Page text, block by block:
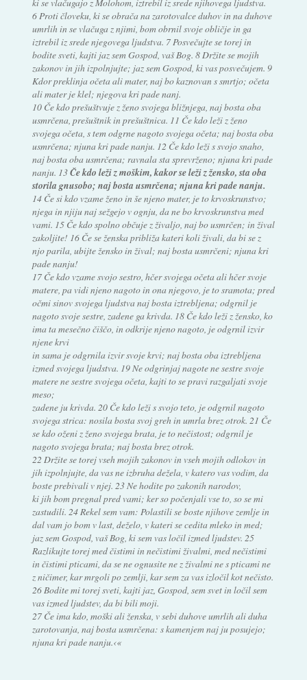
6 Proti človeku, ki se obrača na zarotovalce duhov in na duhove
umrlih in se vlačuga z njimi, bom obrnil svoje obličje in ga
iztrebil iz srede njegovega ljudstva. 7 Posvečujte se torej in
bodite sveti, kajti jaz sem Gospod, vaš Bog. 8 Držite se mojih
zakonov in jih izpolnjujte; jaz sem Gospod, ki vas posvečujem. 9
Kdor preklinja očeta ali mater, naj bo kaznovan s smrtjo; očeta
ali mater je klel; njegova kri pade nanj.
10 Če kdo prešuštvuje z ženo svojega bližnjega, naj bosta oba
usmrčena, prešuštnik in prešuštnica. 11 Če kdo leži z ženo
svojega očeta, s tem odgrne nagoto svojega očeta; naj bosta oba
usmrčena; njuna kri pade nanju. 12 Če kdo leži s svojo snaho,
naj bosta oba usmrčena; ravnala sta sprevrženo; njuna kri pade
nanju. 13Če kdo leži z moškim, kakor se leži z žensko, sta oba
storila gnusobo; naj bosta usmrčena; njuna kri pade nanju.
14 Če si kdo vzame ženo in še njeno mater, je to krvoskrunstvo;
njega in njiju naj sežgejo v ognju, da ne bo krvoskrunstva med
vami. 15 Če kdo spolno občuje z živaljo, naj bo usmrčen; in žival
zakoljite! 16 Če se ženska približa kateri koli živali, da bi se z
njo parila, ubijte žensko in žival; naj bosta usmrčeni; njuna kri
pade nanju!
17 Če kdo vzame svojo sestro, hčer svojega očeta ali hčer svoje
matere, pa vidi njeno nagoto in ona njegovo, je to sramota; pred
očmi sinov svojega ljudstva naj bosta iztrebljena; odgrnil je
nagoto svoje sestre, zadene ga krivda. 18 Če kdo leži z žensko, ko
ima ta mesečno čiščo, in odkrije njeno nagoto, je odgrnil izvir
njene krvi
in sama je odgrnila izvir svoje krvi; naj bosta oba iztrebljena
izmed svojega ljudstva. 19 Ne odgrinjaj nagote ne sestre svoje
matere ne sestre svojega očeta, kajti to se pravi razgaljati svoje
meso;
zadene ju krivda. 20 Če kdo leži s svojo teto, je odgrnil nagoto
svojega strica: nosila bosta svoj greh in umrla brez otrok. 21 Če
se kdo oženi z ženo svojega brata, je to nečistost; odgrnil je
nagoto svojega brata; naj bosta brez otrok.
22 Držite se torej vseh mojih zakonov in vseh mojih odlokov in
jih izpolnjujte, da vas ne izbruha dežela, v katero vas vodim, da
boste prebivali v njej. 23 Ne hodite po zakonih narodov,
ki jih bom pregnal pred vami; ker so počenjali vse to, so se mi
zastudili. 24 Rekel sem vam: Polastili se boste njihove zemlje in
dal vam jo bom v last, deželo, v kateri se cedita mleko in med;
jaz sem Gospod, vaš Bog, ki sem vas ločil izmed ljudstev. 25
Razlikujte torej med čistimi in nečistimi živalmi, med nečistimi
in čistimi pticami, da se ne ognusite ne z živalmi ne s pticami ne
z ničimer, kar mrgoli po zemlji, kar sem za vas izločil kot nečisto.
26 Bodite mi torej sveti, kajti jaz, Gospod, sem svet in ločil sem
vas izmed ljudstev, da bi bili moji.
27 Če ima kdo, moški ali ženska, v sebi duhove umrlih ali duha
zarotovanja, naj bosta usmrčena: s kamenjem naj ju posujejo;
njuna kri pade nanju.‹«